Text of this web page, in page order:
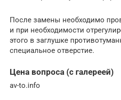
После замены необходимо
и при необходимости
этого в заглушке
специальное отверстие.
Цена вопроса (с галереей)
av-to.info